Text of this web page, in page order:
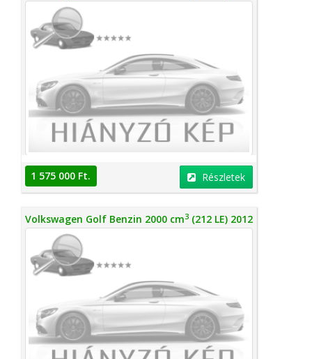
1 575 000 Ft. Részletek
Volkswagen Golf Benzin 2000 cm3 (212 LE) 2012